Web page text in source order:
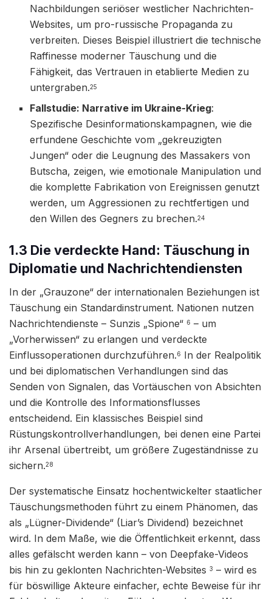
Nachbildungen seriöser westlicher Nachrichten-
Websites, um pro-russische Propaganda zu
verbreiten. Dieses Beispiel illustriert die technische
Raffinesse moderner Täuschung und die
Fähigkeit, das Vertrauen in etablierte Medien zu
untergraben.25
Fallstudie: Narrative im Ukraine-Krieg:
Spezifische Desinformationskampagnen, wie die
erfundene Geschichte vom „gekreuzigten
Jungen“ oder die Leugnung des Massakers von
Butscha, zeigen, wie emotionale Manipulation und
die komplette Fabrikation von Ereignissen genutzt
werden, um Aggressionen zu rechtfertigen und
den Willen des Gegners zu brechen.24
1.3 Die verdeckte Hand: Täuschung in
Diplomatie und Nachrichtendiensten
In der „Grauzone“ der internationalen Beziehungen ist
Täuschung ein Standardinstrument. Nationen nutzen
Nachrichtendienste – Sunzis „Spione“ 6 – um
„Vorherwissen“ zu erlangen und verdeckte
Einflussoperationen durchzuführen.6 In der Realpolitik
und bei diplomatischen Verhandlungen sind das
Senden von Signalen, das Vortäuschen von Absichten
und die Kontrolle des Informationsflusses
entscheidend. Ein klassisches Beispiel sind
Rüstungskontrollverhandlungen, bei denen eine Partei
ihr Arsenal übertreibt, um größere Zugeständnisse zu
sichern.28
Der systematische Einsatz hochentwickelter staatlicher
Täuschungsmethoden führt zu einem Phänomen, das
als „Lügner-Dividende“ (Liar’s Dividend) bezeichnet
wird. In dem Maße, wie die Öffentlichkeit erkennt, dass
alles gefälscht werden kann – von Deepfake-Videos
bis hin zu geklonten Nachrichten-Websites 3 – wird es
für böswillige Akteure einfacher, echte Beweise für ihr